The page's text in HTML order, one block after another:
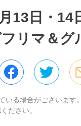
13日・14
リマ＆グ
いる場合がございます。
ださい。